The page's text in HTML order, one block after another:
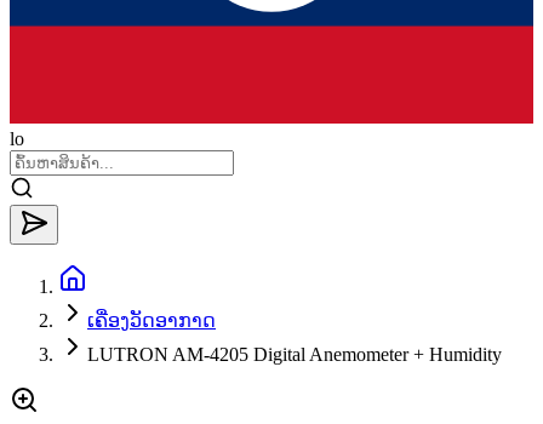
lo
ເຄື່ອງວັດອາກາດ
LUTRON AM-4205 Digital Anemometer + Humidity